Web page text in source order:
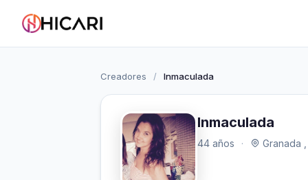
Creadores / Inmaculada
Inmaculada
44 años · Granada